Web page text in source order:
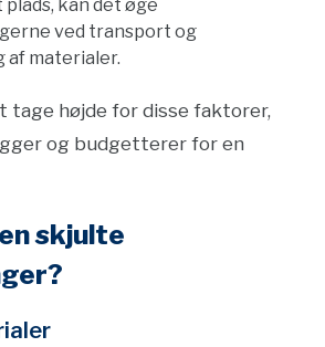
kan det øge
ved transport og
af materialer.
tage højde for disse faktorer,
og budgetterer for en
skjulte